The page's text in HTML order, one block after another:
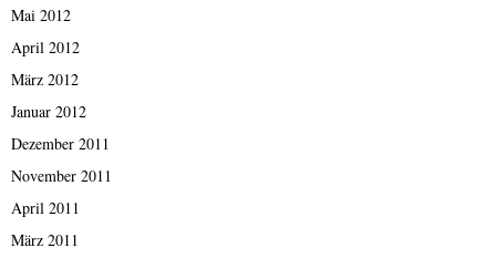
Mai 2012
April 2012
März 2012
Januar 2012
Dezember 2011
November 2011
April 2011
März 2011